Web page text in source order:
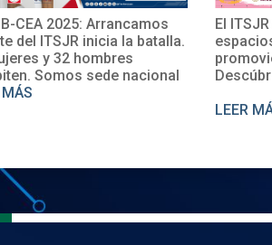
El ITSJR transforma sus
espacios con murales y tequio,
promoviendo paz y prevención.
Descúbrelo ✨🕊